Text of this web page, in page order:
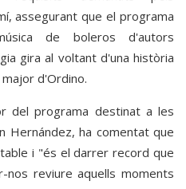
assegurant que el programa
de boleros d'autors
gira al voltant d'una història
d'Ordino.
del programa destinat a les
Hernández, ha comentat que
i "és el darrer record que
reviure aquells moments